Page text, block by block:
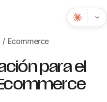
/ Ecommerce
para el